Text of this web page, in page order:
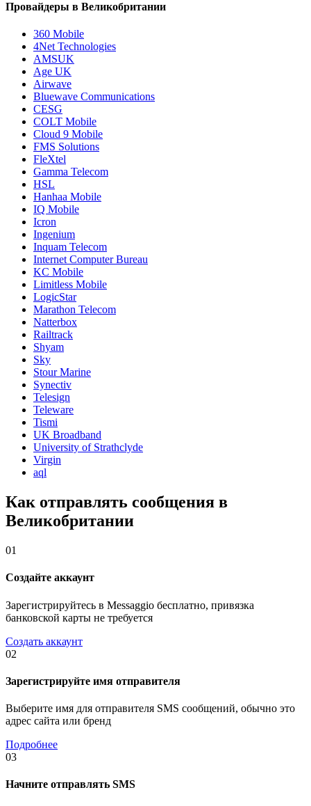
Провайдеры в Великобритании
360 Mobile
4Net Technologies
AMSUK
Age UK
Airwave
Bluewave Communications
CESG
COLT Mobile
Cloud 9 Mobile
FMS Solutions
FleXtel
Gamma Telecom
HSL
Hanhaa Mobile
IQ Mobile
Icron
Ingenium
Inquam Telecom
Internet Computer Bureau
KC Mobile
Limitless Mobile
LogicStar
Marathon Telecom
Natterbox
Railtrack
Shyam
Sky
Stour Marine
Synectiv
Telesign
Teleware
Tismi
UK Broadband
University of Strathclyde
Virgin
aql
Как отправлять сообщения в
Великобритании
01
Создайте аккаунт
Зарегистрируйтесь в Messaggio бесплатно, привязка
банковской карты не требуется
Создать аккаунт
02
Зарегистрируйте имя отправителя
Выберите имя для отправителя SMS сообщений, обычно это
адрес сайта или бренд
Подробнее
03
Начните отправлять SMS